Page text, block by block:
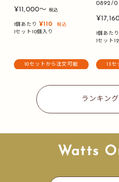
販
価
¥11,000〜 税込
1個あたり ¥110 税込
1セット10個入り
10セットから注文可能
0892/
販
価
1個あたり
1セット
13セ
ランキン
Watts